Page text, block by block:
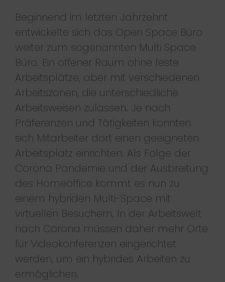
Beginnend im letzten Jahrzehnt
entwickelte sich das Open Space Büro
weiter zum sogenannten Multi Space
Büro. Ein offener Raum ohne feste
Arbeitsplätze, aber mit verschiedenen
Arbeitszonen, die unterschiedliche
Arbeitsweisen zulassen. Je nach
Präferenzen und Tätigkeiten konnten
sich Mitarbeiter dort einen geeigneten
Arbeitsplatz einrichten. Als Folge der
Corona Pandemie und der Ausbreitung
des Homeoffice kommt es nun zu
einem hybriden Multi-Space mit
virtuellen Besuchern. In der Arbeitswelt
nach Corona müssen daher mehr Orte
für Videokonferenzen eingerichtet
werden, um ein hybrides Arbeiten zu
ermöglichen.